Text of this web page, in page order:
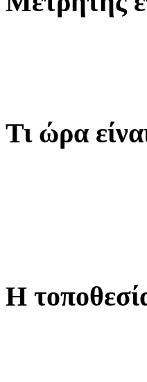
Τι ώρα
Η